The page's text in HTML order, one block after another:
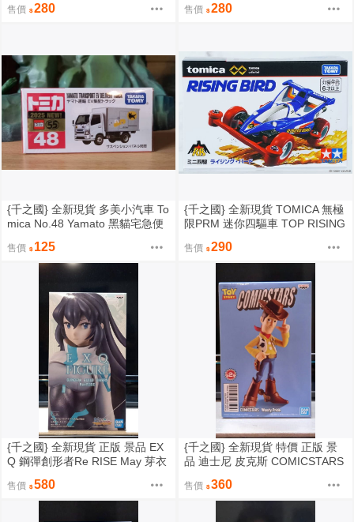
售價 280 售價 280
{千之國} 全新現貨 多美小汽車 To
mica No.48 Yamato 黑貓宅急便
售價 125
{千之國} 全新現貨 TOMICA 無極
限PRM 迷你四驅車 TOP RISING
售價 290
{千之國} 全新現貨 正版 景品 EX
Q 鋼彈創形者Re RISE May 芽衣
售價 580
{千之國} 全新現貨 特價 正版 景
品 迪士尼 皮克斯 COMICSTARS
售價 360